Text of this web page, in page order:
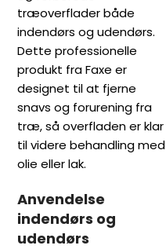
træoverflader både
indendørs og udendørs.
Dette professionelle
produkt fra Faxe er
designet til at fjerne
snavs og forurening fra
træ, så overfladen er klar
til videre behandling med
olie eller lak.
Anvendelse
indendørs og
udendørs